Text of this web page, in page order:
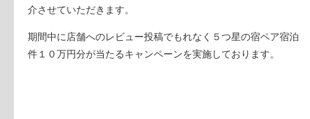
介させていただきます。
期間中に店舗へのレビュー投稿でもれなく５つ星の宿ペア宿泊
件１０万円分が当たるキャンペーンを実施しております。